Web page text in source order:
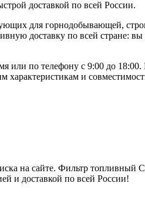
доставкой по всей России.
для горнодобывающей,
доставку по всей стране:
по телефону с 9:00 до
характеристикам и
на сайте. Фильтр
и доставкой по всей России!